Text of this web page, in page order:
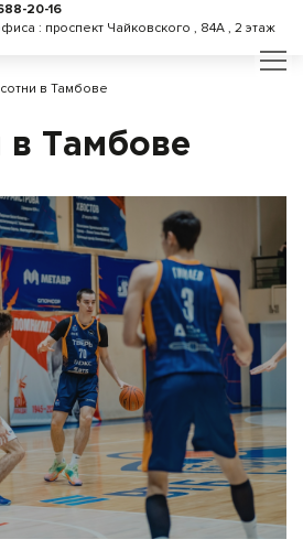
20-16
: проспект Чайковского , 84А , 2 этаж
в Тамбове
в Тамбове